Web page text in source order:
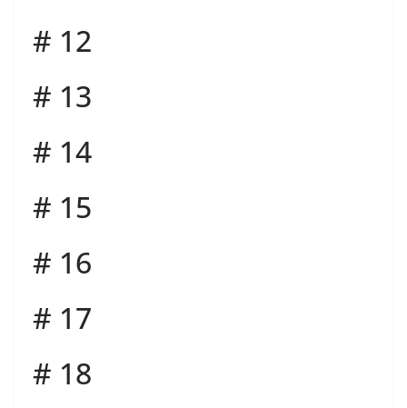
# 12
# 13
# 14
# 15
# 16
# 17
# 18